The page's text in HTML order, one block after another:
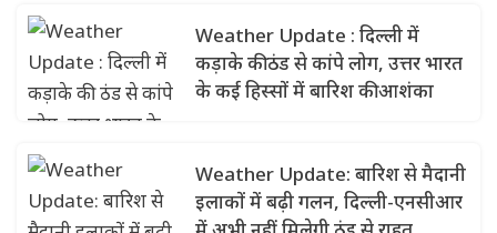
Weather Update : दिल्ली में
कड़ाके की ठंड से कांपे लोग, उत्तर भारत
के कई हिस्सों में बारिश की आशंका
Weather Update: बारिश से मैदानी
इलाकों में बढ़ी गलन, दिल्ली-एनसीआर